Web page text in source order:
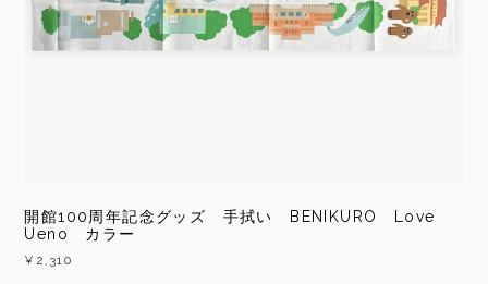
開館100周年記念グッズ 手拭い BENIKURO Love
Ueno カラー
¥2,310